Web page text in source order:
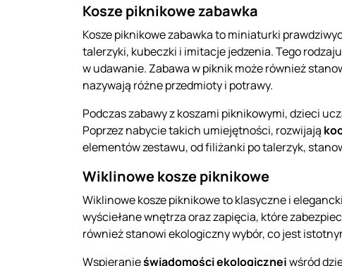
Kosze piknikowe zabawka
Kosze piknikowe zabawka to miniaturki
talerzyki, kubeczki i imitacje jedzenia. Tego
w udawanie. Zabawa w piknik może również
nazywają różne przedmioty i potrawy.
Podczas zabawy z koszami piknikowymi, dzieci
Poprzez nabycie takich umiejętności, rozwijają
elementów zestawu, od filiżanki po talerzyk,
Wiklinowe kosze piknikowe
Wiklinowe kosze piknikowe to klasyczne i
wyściełane wnętrza oraz zapięcia, które
również stanowi ekologiczny wybór, co jest
Wspieranieświadomości ekologicznejwśród